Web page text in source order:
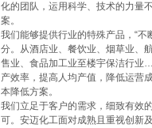
化的团队，运用科学、技术的力量
案。
我们能够提供行业的特殊产品，“
分。从酒店业、餐饮业、烟草业、
售业、食品加工业至楼宇保洁行业
产效率，提高人均产值，降低运营
本降低方案。
我们立足于客户的需求，细致有效
可。安迈化工面对成熟且重视创新